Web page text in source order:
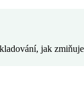
jak zmiňuje